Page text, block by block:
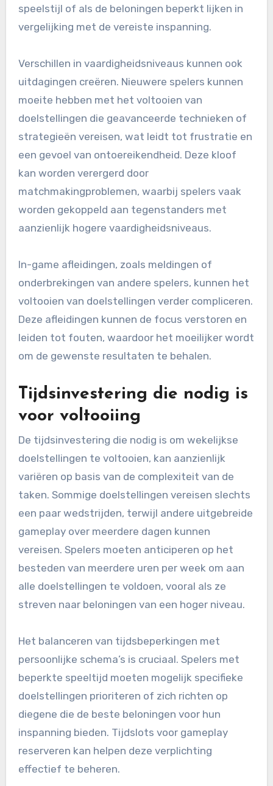
speelstijl of als de beloningen beperkt lijken in
vergelijking met de vereiste inspanning.
Verschillen in vaardigheidsniveaus kunnen ook
uitdagingen creëren. Nieuwere spelers kunnen
moeite hebben met het voltooien van
doelstellingen die geavanceerde technieken of
strategieën vereisen, wat leidt tot frustratie en
een gevoel van ontoereikendheid. Deze kloof
kan worden verergerd door
matchmakingproblemen, waarbij spelers vaak
worden gekoppeld aan tegenstanders met
aanzienlijk hogere vaardigheidsniveaus.
In-game afleidingen, zoals meldingen of
onderbrekingen van andere spelers, kunnen het
voltooien van doelstellingen verder compliceren.
Deze afleidingen kunnen de focus verstoren en
leiden tot fouten, waardoor het moeilijker wordt
om de gewenste resultaten te behalen.
Tijdsinvestering die nodig is
voor voltooiing
De tijdsinvestering die nodig is om wekelijkse
doelstellingen te voltooien, kan aanzienlijk
variëren op basis van de complexiteit van de
taken. Sommige doelstellingen vereisen slechts
een paar wedstrijden, terwijl andere uitgebreide
gameplay over meerdere dagen kunnen
vereisen. Spelers moeten anticiperen op het
besteden van meerdere uren per week om aan
alle doelstellingen te voldoen, vooral als ze
streven naar beloningen van een hoger niveau.
Het balanceren van tijdsbeperkingen met
persoonlijke schema’s is cruciaal. Spelers met
beperkte speeltijd moeten mogelijk specifieke
doelstellingen prioriteren of zich richten op
diegene die de beste beloningen voor hun
inspanning bieden. Tijdslots voor gameplay
reserveren kan helpen deze verplichting
effectief te beheren.